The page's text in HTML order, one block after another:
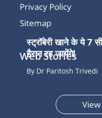
Privacy Policy
Sitemap
Web Stories
स्ट्रॉबेरी खाने के ये 7
हैरान रह जायेंगे!
By Dr Paritosh Trivedi